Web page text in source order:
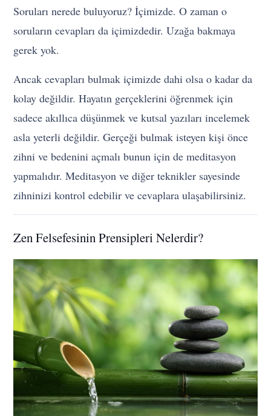
Soruları nerede buluyoruz? İçimizde. O zaman o
soruların cevapları da içimizdedir. Uzağa bakmaya
gerek yok.
Ancak cevapları bulmak içimizde dahi olsa o kadar da
kolay değildir. Hayatın gerçeklerini öğrenmek için
sadece akıllıca düşünmek ve kutsal yazıları incelemek
asla yeterli değildir. Gerçeği bulmak isteyen kişi önce
zihni ve bedenini açmalı bunun için de meditasyon
yapmalıdır. Meditasyon ve diğer teknikler sayesinde
zihninizi kontrol edebilir ve cevaplara ulaşabilirsiniz.
Zen Felsefesinin Prensipleri Nelerdir?